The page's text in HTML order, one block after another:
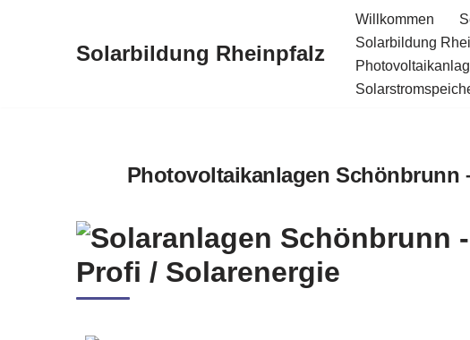
Solarbildung Rheinpfalz
Willkommen
Solarbildung
Photovoltaikanlagen